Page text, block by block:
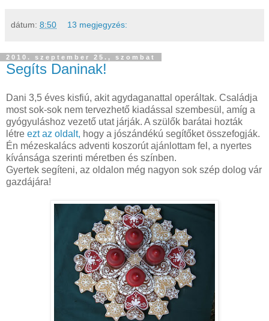
dátum: 8:50 13 megjegyzés:
2010. szeptember 25., szombat
Segíts Daninak!
Dani 3,5 éves kisfiú, akit agydaganattal operáltak. Családja
most sok-sok nem tervezhető kiadással szembesül, amíg a
gyógyuláshoz vezető utat járják. A szülők barátai hozták
létre ezt az oldalt, hogy a jószándékú segítőket összefogják.
Én mézeskalács adventi koszorút ajánlottam fel, a nyertes
kívánsága szerinti méretben és színben.
Gyertek segíteni, az oldalon még nagyon sok szép dolog vár
gazdájára!